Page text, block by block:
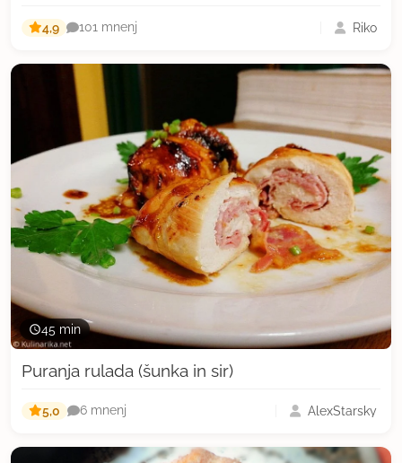
4,9 101 mnenj Riko
45 min
Puranja rulada (šunka in sir)
5,0 6 mnenj AlexStarsky